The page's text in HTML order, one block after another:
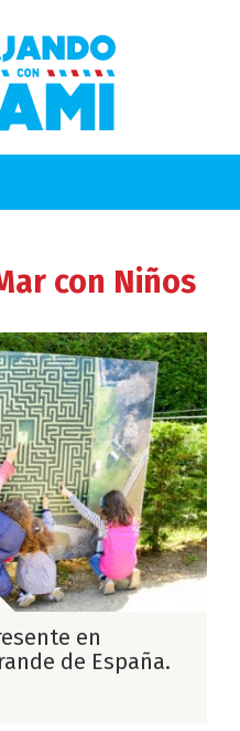
con Niños
en
de España.